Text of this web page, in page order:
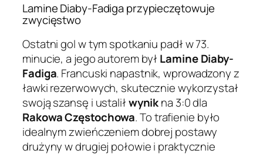
Lamine Diaby-Fadiga przypieczętowuje
zwycięstwo
Ostatni gol w tym spotkaniu padł w 73.
minucie, a jego autorem był Lamine Diaby-
Fadiga. Francuski napastnik, wprowadzony z
ławki rezerwowych, skutecznie wykorzystał
swoją szansę i ustaliłwynikna 3:0 dla
Rakowa Częstochowa. To trafienie było
idealnym zwieńczeniem dobrej postawy
drużyny w drugiej połowie i praktycznie